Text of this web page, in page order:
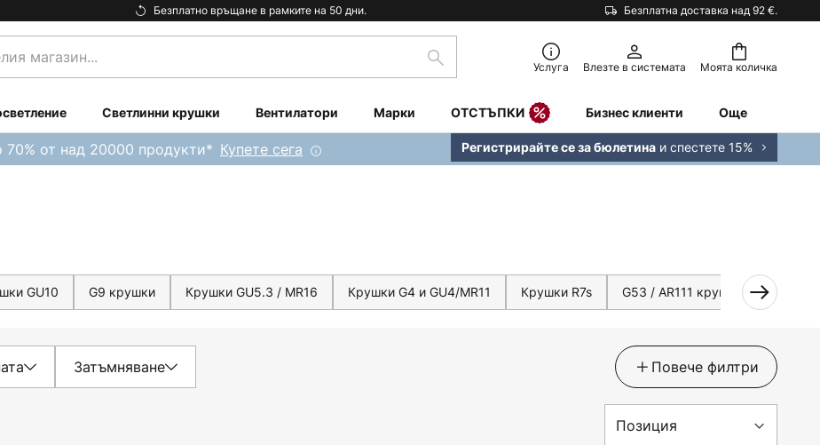
Безплатно връщане в рамките на 50 дни. Безплатна доставка над 92 €.
Моята количка
Търсене Услуга Влезте в системата
Светлинни крушки Вентилатори Марки ОТСТЪПКИ Бизнес клиенти Още
70% от над 20000 продукти* Купете сега Регистрирайте се за бюлетина и спестете 15%
GU10 G9 крушки Крушки GU5.3 / MR16 Крушки G4 и GU4/MR11 Крушки R7s G53 / AR111 крушки
Затъмняване Повече филтри